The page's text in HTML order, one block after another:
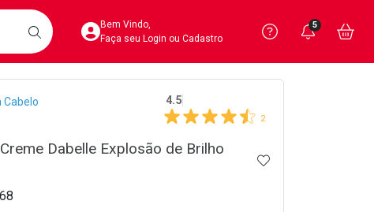
BUSCARAcesse sua Conta
Bem Vindo,
Faça seu Login ou Cadastro
Precisa
Ver Recursos
Você
5
Cabelo 4.5
2
Dabelle Explosão de Brilho
ADICIONAR AOS